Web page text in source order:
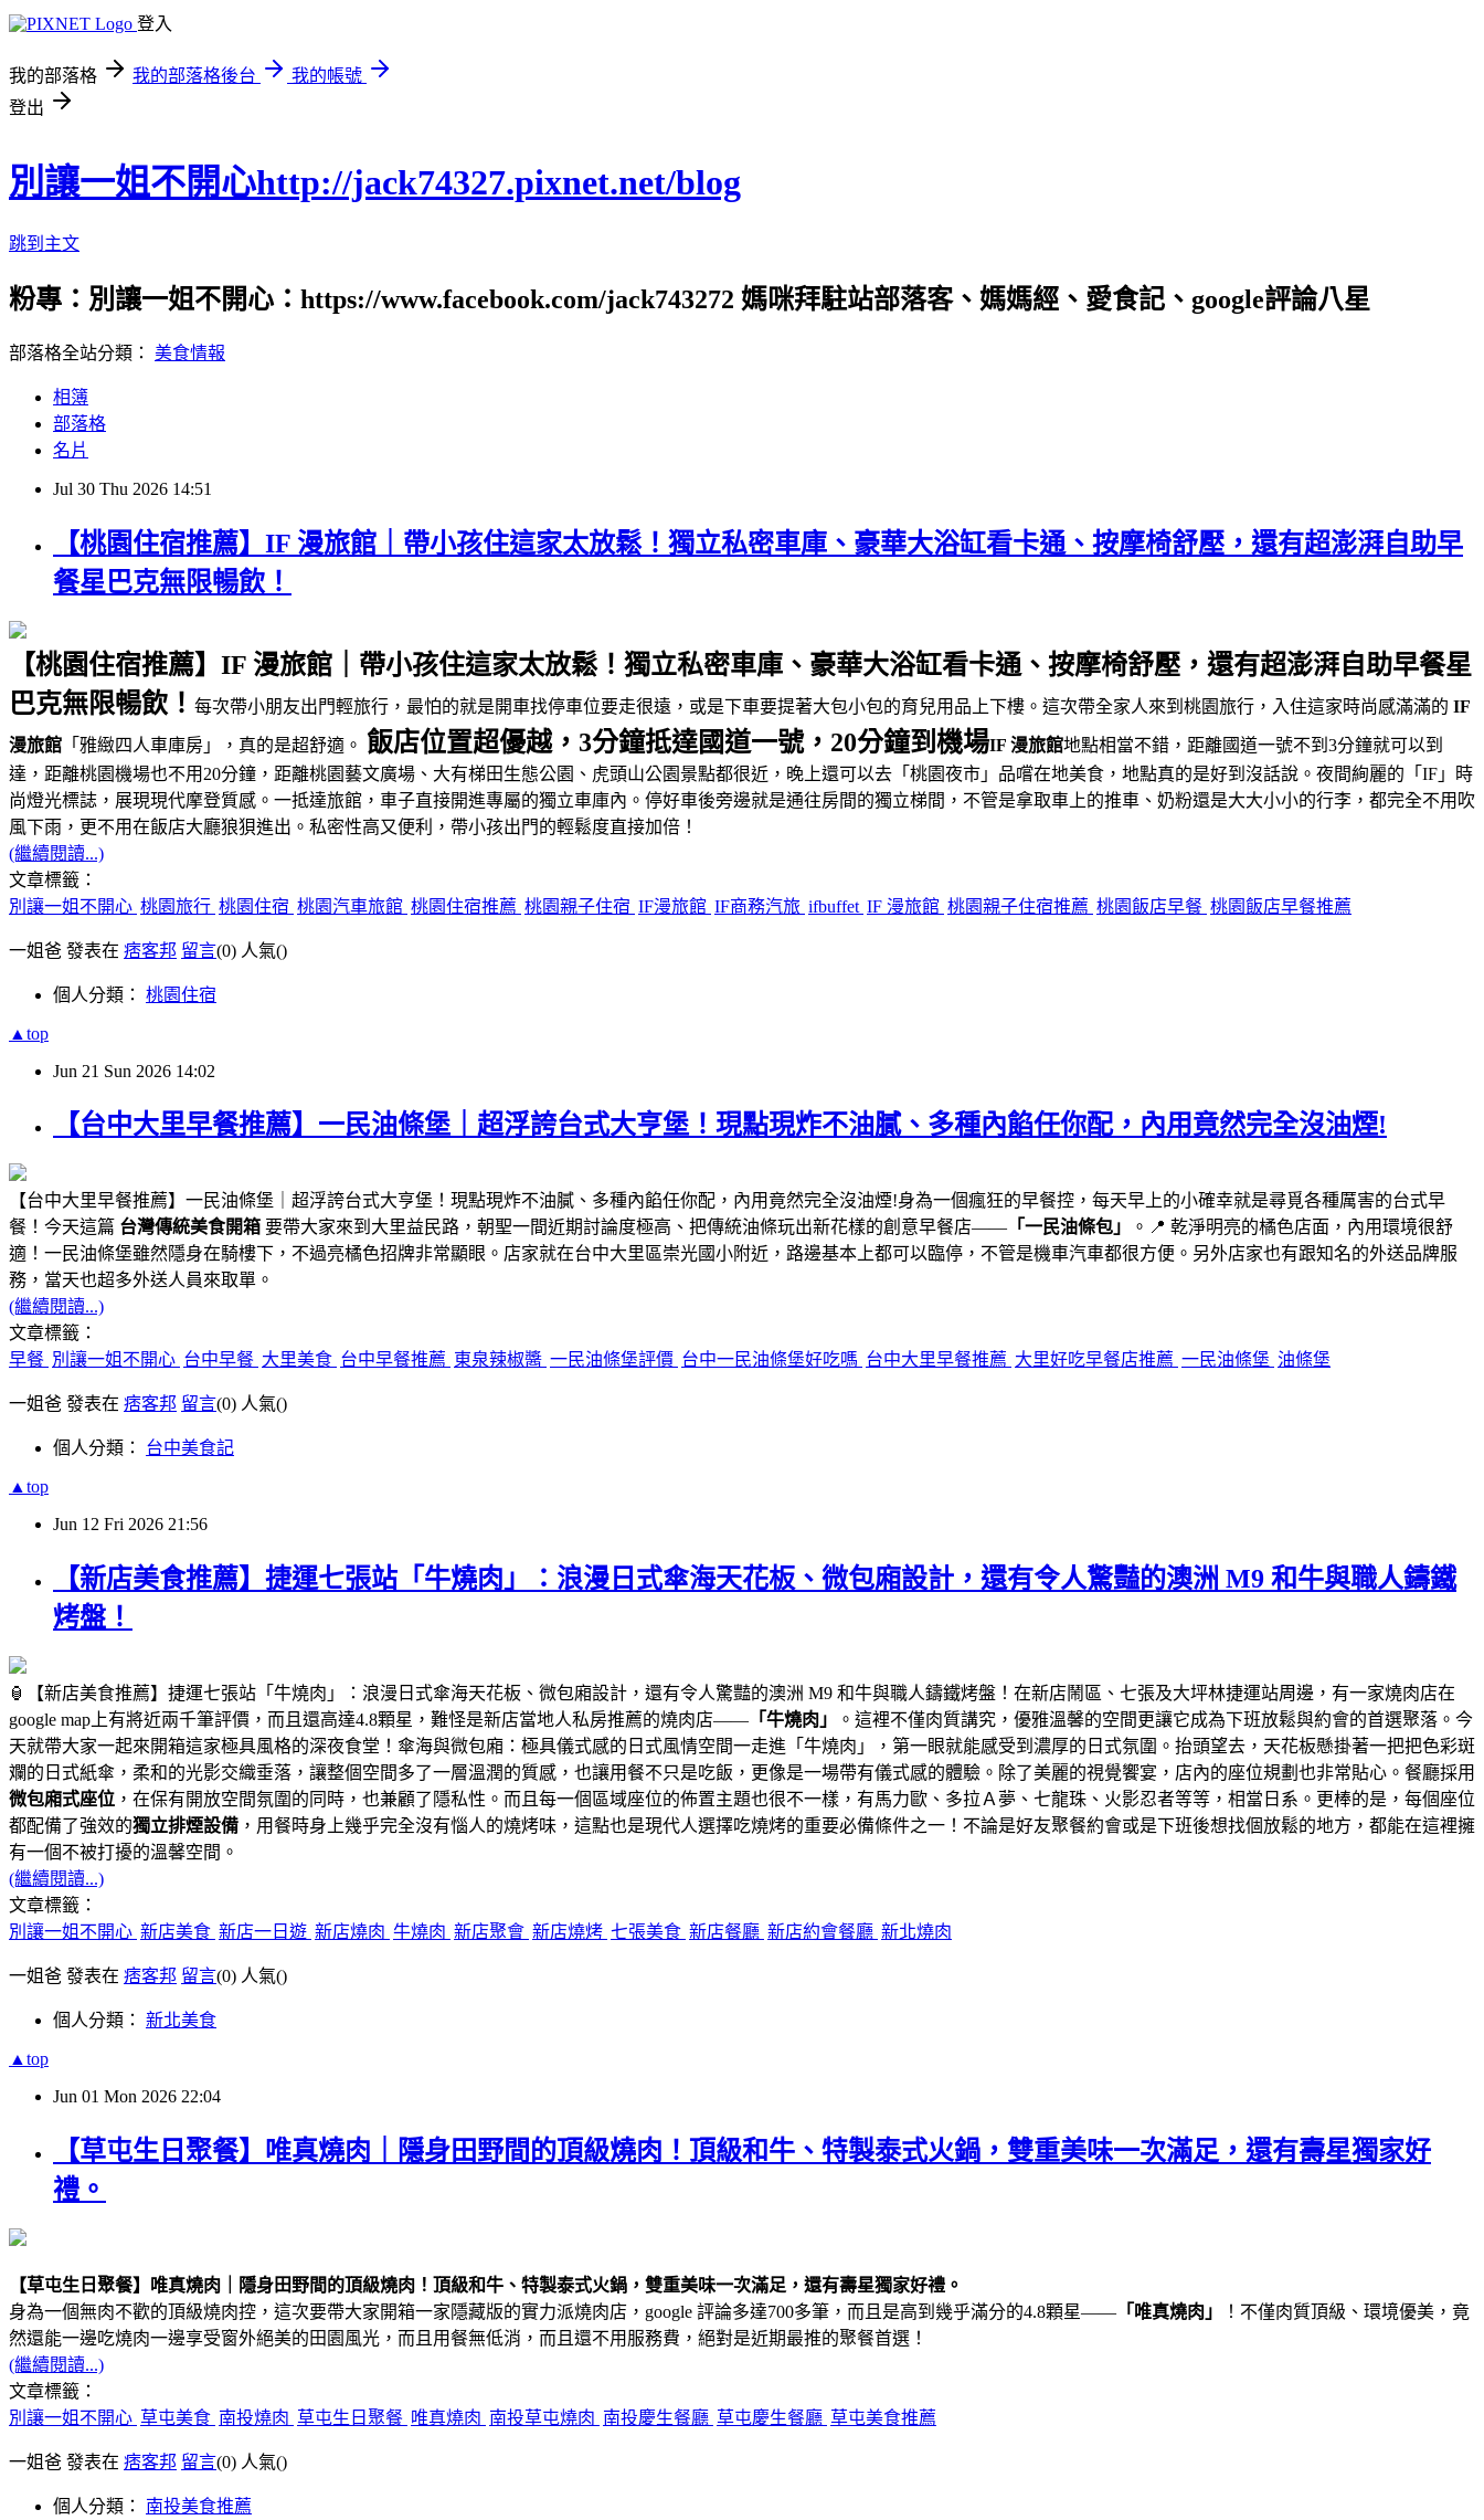
登入
我的部落格 我的部落格後台
我的帳號
登出
別讓一姐不開心http://jack74327.pixnet.net/blog
跳到主文
粉專：別讓一姐不開心：https://www.facebook.com/jack743272 媽咪拜駐站部落客、媽媽經、愛食記、google評論八星
部落格全站分類： 美食情報
相簿
部落格
名片
Jul 30 Thu 2026 14:51
【桃園住宿推薦】IF 漫旅館｜帶小孩住這家太放鬆！獨立私密車庫、豪華大浴缸看卡通、按摩椅舒壓，還有超澎湃自助早
餐星巴克無限暢飲！
【桃園住宿推薦】IF 漫旅館｜帶小孩住這家太放鬆！獨立私密車庫、豪華大浴缸看卡通、按摩椅舒壓，還有超澎湃自助早餐星
巴克無限暢飲！ 每次帶小朋友出門輕旅行，最怕的就是開車找停車位要走很遠，或是下車要提著大包小包的育兒用品上下樓。這次帶全家人來到桃園旅行，入住這家時尚感滿滿的 IF
漫旅館 「雅緻四人車庫房」，真的是超舒適。 飯店位置超優越，3分鐘抵達國道一號，20分鐘到機場IF 漫旅館地點相當不錯，距離國道一號不到3分鐘就可以到
達，距離桃園機場也不用20分鐘，距離桃園藝文廣場、大有梯田生態公園、虎頭山公園景點都很近，晚上還可以去「桃園夜市」品嚐在地美食，地點真的是好到沒話說。夜間絢麗的「IF」時
尚燈光標誌，展現現代摩登質感。一抵達旅館，車子直接開進專屬的獨立車庫內。停好車後旁邊就是通往房間的獨立梯間，不管是拿取車上的推車、奶粉還是大大小小的行李，都完全不用吹
風下雨，更不用在飯店大廳狼狽進出。私密性高又便利，帶小孩出門的輕鬆度直接加倍！
(繼續閱讀...)
文章標籤：
別讓一姐不開心 桃園旅行 桃園住宿 桃園汽車旅館 桃園住宿推薦 桃園親子住宿 IF漫旅館 IF商務汽旅 ifbuffet IF 漫旅館 桃園親子住宿推薦 桃園飯店早餐 桃園飯店早餐推薦
一姐爸 發表在 痞客邦 留言(0) 人氣()
個人分類： 桃園住宿
▲top
Jun 21 Sun 2026 14:02
【台中大里早餐推薦】一民油條堡｜超浮誇台式大亨堡！現點現炸不油膩、多種內餡任你配，內用竟然完全沒油煙!
【台中大里早餐推薦】一民油條堡｜超浮誇台式大亨堡！現點現炸不油膩、多種內餡任你配，內用竟然完全沒油煙!身為一個瘋狂的早餐控，每天早上的小確幸就是尋覓各種厲害的台式早
餐！今天這篇 台灣傳統美食開箱 要帶大家來到大里益民路，朝聖一間近期討論度極高、把傳統油條玩出新花樣的創意早餐店—— 「一民油條包」
。📍 乾淨明亮的橘色店面，內用環境很舒
適！一民油條堡雖然隱身在騎樓下，不過亮橘色招牌非常顯眼。店家就在台中大里區崇光國小附近，路邊基本上都可以臨停，不管是機車汽車都很方便。另外店家也有跟知名的外送品牌服
務，當天也超多外送人員來取單。
(繼續閱讀...)
文章標籤：
早餐 別讓一姐不開心 台中早餐 大里美食 台中早餐推薦 東泉辣椒醬 一民油條堡評價 台中一民油條堡好吃嗎 台中大里早餐推薦 大里好吃早餐店推薦 一民油條堡 油條堡
一姐爸 發表在 痞客邦 留言(0) 人氣()
個人分類： 台中美食記
▲top
Jun 12 Fri 2026 21:56
【新店美食推薦】捷運七張站「牛燒肉」：浪漫日式傘海天花板、微包廂設計，還有令人驚豔的澳洲 M9 和牛與職人鑄鐵
烤盤！
🏮【新店美食推薦】捷運七張站「牛燒肉」：浪漫日式傘海天花板、微包廂設計，還有令人驚豔的澳洲 M9 和牛與職人鑄鐵烤盤！在新店鬧區、七張及大坪林捷運站周邊，有一家燒肉店在
google map上有將近兩千筆評價，而且還高達4.8顆星，難怪是新店當地人私房推薦的燒肉店—— 「牛燒肉」
。這裡不僅肉質講究，優雅溫馨的空間更讓它成為下班放鬆與約會的首選聚落。今
天就帶大家一起來開箱這家極具風格的深夜食堂！傘海與微包廂：極具儀式感的日式風情空間一走進「牛燒肉」，第一眼就能感受到濃厚的日式氛圍。抬頭望去，天花板懸掛著一把把色彩斑
斕的日式紙傘，柔和的光影交織垂落，讓整個空間多了一層溫潤的質感，也讓用餐不只是吃飯，更像是一場帶有儀式感的體驗。除了美麗的視覺饗宴，店內的座位規劃也非常貼心。餐廳採用
微包廂式座位 ，在保有開放空間氛圍的同時，也兼顧了隱私性。而且每一個區域座位的佈置主題也很不一樣，有馬力歐、多拉Ａ夢、七龍珠、火影忍者等等，相當日系。更棒的是，每個座位
都配備了強效的獨立排煙設備 ，用餐時身上幾乎完全沒有惱人的燒烤味，這點也是現代人選擇吃燒烤的重要必備條件之一！不論是好友聚餐約會或是下班後想找個放鬆的地方，都能在這裡擁
有一個不被打擾的溫馨空間。
(繼續閱讀...)
文章標籤：
別讓一姐不開心 新店美食 新店一日遊 新店燒肉 牛燒肉 新店聚會 新店燒烤 七張美食 新店餐廳 新店約會餐廳 新北燒肉
一姐爸 發表在 痞客邦 留言(0) 人氣()
個人分類： 新北美食
▲top
Jun 01 Mon 2026 22:04
【草屯生日聚餐】唯真燒肉｜隱身田野間的頂級燒肉！頂級和牛、特製泰式火鍋，雙重美味一次滿足，還有壽星獨家好
禮。
【草屯生日聚餐】唯真燒肉｜隱身田野間的頂級燒肉！頂級和牛、特製泰式火鍋，雙重美味一次滿足，還有壽星獨家好禮。
身為一個無肉不歡的頂級燒肉控，這次要帶大家開箱一家隱藏版的實力派燒肉店，google 評論多達700多筆，而且是高到幾乎滿分的4.8顆星—— 「唯真燒肉」
！不僅肉質頂級、環境優美，竟
然還能一邊吃燒肉一邊享受窗外絕美的田園風光，而且用餐無低消，而且還不用服務費，絕對是近期最推的聚餐首選！
(繼續閱讀...)
文章標籤：
別讓一姐不開心 草屯美食 南投燒肉 草屯生日聚餐 唯真燒肉 南投草屯燒肉 南投慶生餐廳 草屯慶生餐廳 草屯美食推薦
一姐爸 發表在 痞客邦 留言(0) 人氣()
個人分類： 南投美食推薦